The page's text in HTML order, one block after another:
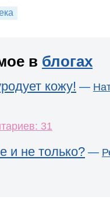
в блогах
кожу! —
31
и не только? —